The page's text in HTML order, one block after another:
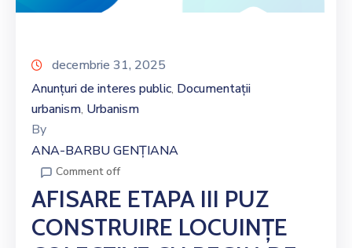
decembrie 31, 2025
Anunțuri de interes public‚ Documentații
urbanism‚ Urbanism
By
ANA-BARBU GENȚIANA
Comment off
AFISARE ETAPA III PUZ
CONSTRUIRE LOCUINȚE